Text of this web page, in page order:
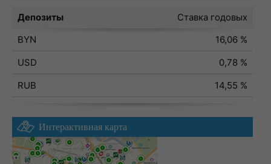
Депозиты
Ставка годовых
BYN
16,06 %
USD
0,78 %
RUB
14,55 %
Интерактивная карта